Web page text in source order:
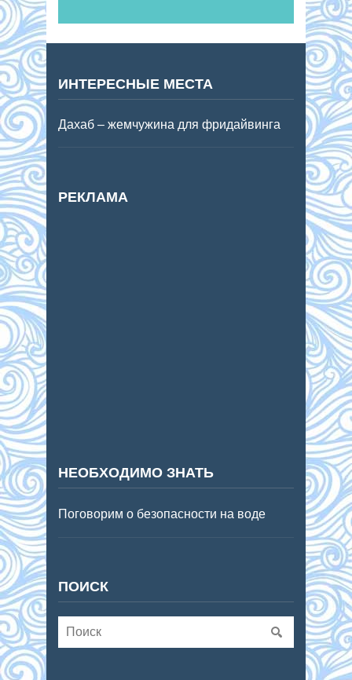
ИНТЕРЕСНЫЕ МЕСТА
Дахаб – жемчужина для фридайвинга
РЕКЛАМА
НЕОБХОДИМО ЗНАТЬ
Поговорим о безопасности на воде
ПОИСК